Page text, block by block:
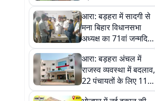
सहयोग शिविर, 104
आवेदन पहुंचे
आरा: बड़हरा में सादगी से
मना बिहार विधानसभा
अध्यक्ष का 71वां जन्मदिन,
वीडियो कॉल से जुड़े
स्पीकर
आरा: बड़हरा अंचल में
राजस्व व्यवस्था में बदलाव,
22 पंचायतों के लिए 11
कर्मचारियों की नई तैनाती